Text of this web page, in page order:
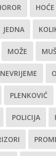
HOĆE
JEDNA
MOŽE
NEVRIJEME
PLENKOVIĆ
POLICIJA